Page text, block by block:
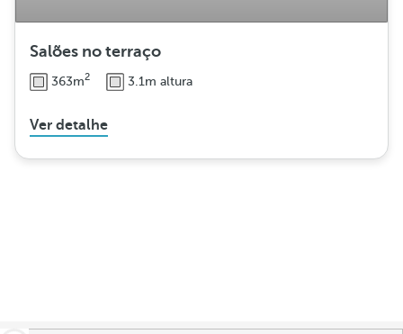
Salões no terraço
363m2 3.1m altura
Ver detalhe